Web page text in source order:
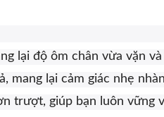
lại độ ôm chân vừa vặn
mang lại cảm giác nhẹ
trượt, giúp bạn luôn vững